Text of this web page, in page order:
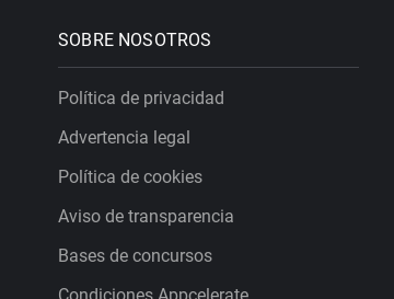
SOBRE NOSOTROS
Política de privacidad
Advertencia legal
Política de cookies
Aviso de transparencia
Bases de concursos